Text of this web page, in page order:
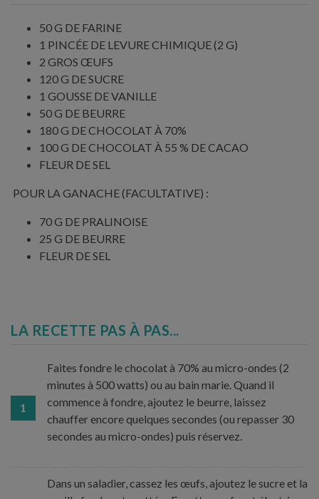
50 G DE FARINE
1 PINCÉE DE LEVURE CHIMIQUE (2 G)
2 GROS ŒUFS
120 G DE SUCRE
1 GOUSSE DE VANILLE
50 G DE BEURRE
180 G DE CHOCOLAT À 70%
100 G DE CHOCOLAT À 55 % DE CACAO
FLEUR DE SEL
POUR LA GANACHE (FACULTATIVE) :
70 G DE PRALINOISE
25 G DE BEURRE
FLEUR DE SEL
LA RECETTE PAS À PAS...
1
Faites fondre le chocolat à 70% au micro-ondes (2
minutes à 500 watts) ou au bain marie. Quand il
commence à fondre, ajoutez le beurre, laissez
chauffer encore quelques secondes (ou repasser 30
secondes au micro-ondes) puis réservez.
Dans un saladier, cassez les œufs, ajoutez le sucre et la